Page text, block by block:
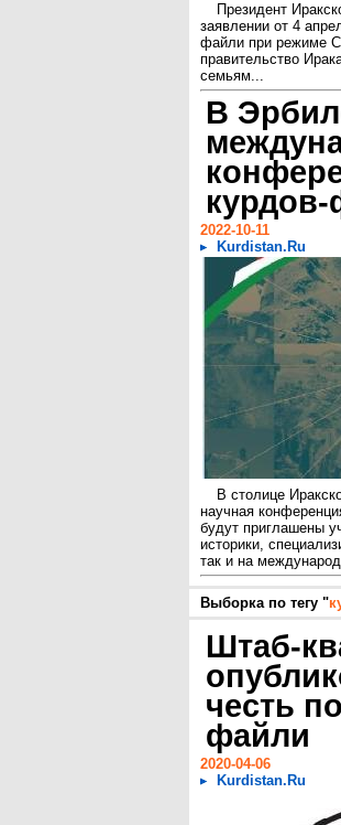
Президент
заявлении от 4
файли при режиме
правительство
семьям...
В
2022-10-11
Kurdistan.Ru
В столице
научная
будут приглашены
историки,
так и на
Выборка по тегу "
Штаб-
честь
файли
2020-04-06
Kurdistan.Ru